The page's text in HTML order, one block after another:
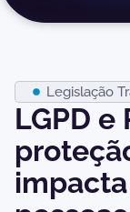
Legislação
LGPD e